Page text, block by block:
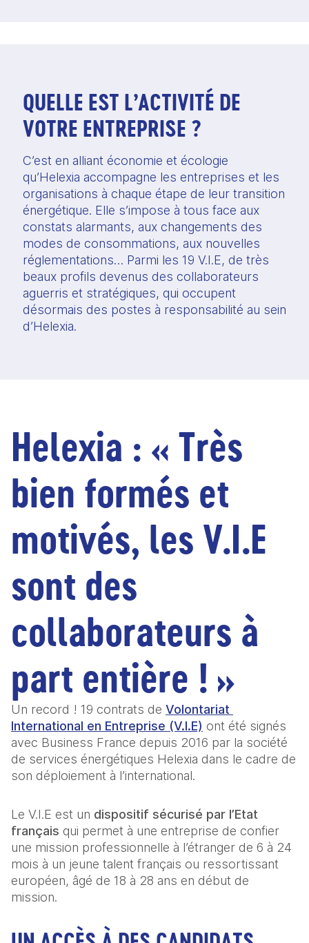
QUELLE EST L’ACTIVITÉ DE
VOTRE ENTREPRISE ?
C’est en alliant économie et écologie
qu’Helexia accompagne les entreprises et les
organisations à chaque étape de leur transition
énergétique. Elle s’impose à tous face aux
constats alarmants, aux changements des
modes de consommations, aux nouvelles
réglementations… Parmi les 19 V.I.E, de très
beaux profils devenus des collaborateurs
aguerris et stratégiques, qui occupent
désormais des postes à responsabilité au sein
d’Helexia.
Helexia : « Très
bien formés et
motivés, les V.I.E
sont des
collaborateurs à
part entière ! »
Un record ! 19 contrats de Volontariat
International en Entreprise (V.I.E) ont été signés
avec Business France depuis 2016 par la société
de services énergétiques Helexia dans le cadre de
son déploiement à l’international.
Le V.I.E est un dispositif sécurisé par l’Etat
français qui permet à une entreprise de confier
une mission professionnelle à l’étranger de 6 à 24
mois à un jeune talent français ou ressortissant
européen, âgé de 18 à 28 ans en début de
mission.